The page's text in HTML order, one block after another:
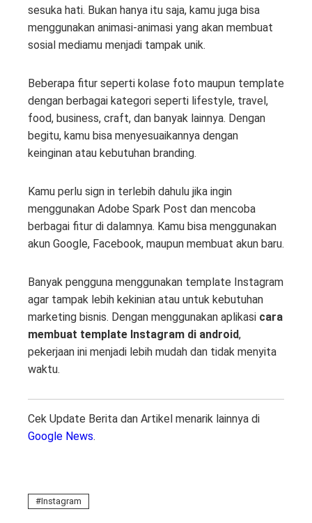
sesuka hati. Bukan hanya itu saja, kamu juga bisa
menggunakan animasi-animasi yang akan membuat
sosial mediamu menjadi tampak unik.
Beberapa fitur seperti kolase foto maupun template
dengan berbagai kategori seperti lifestyle, travel,
food, business, craft, dan banyak lainnya. Dengan
begitu, kamu bisa menyesuaikannya dengan
keinginan atau kebutuhan branding.
Kamu perlu sign in terlebih dahulu jika ingin
menggunakan Adobe Spark Post dan mencoba
berbagai fitur di dalamnya. Kamu bisa menggunakan
akun Google, Facebook, maupun membuat akun baru.
Banyak pengguna menggunakan template Instagram
agar tampak lebih kekinian atau untuk kebutuhan
marketing bisnis. Dengan menggunakan aplikasi cara
membuat template Instagram di android,
pekerjaan ini menjadi lebih mudah dan tidak menyita
waktu.
Cek Update Berita dan Artikel menarik lainnya di
Google News.
Instagram